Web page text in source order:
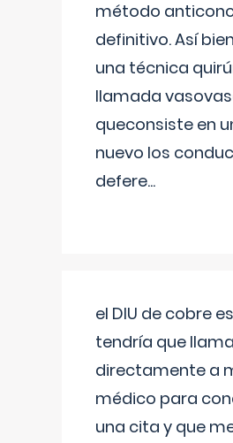
método
definitivo. Así
una técnica
llamada
queconsiste en
nuevo los
defere...
el DIU de cobre
tendría que
directamente a
médico para
una cita y que